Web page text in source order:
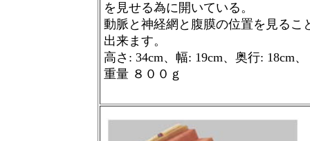
を見せる為に開いている。
動脈と神経網と腹膜の位置を見るこ
出来ます。
高さ : 34cm、幅: 19cm、奥行: 18cm、
重量 ８００ｇ